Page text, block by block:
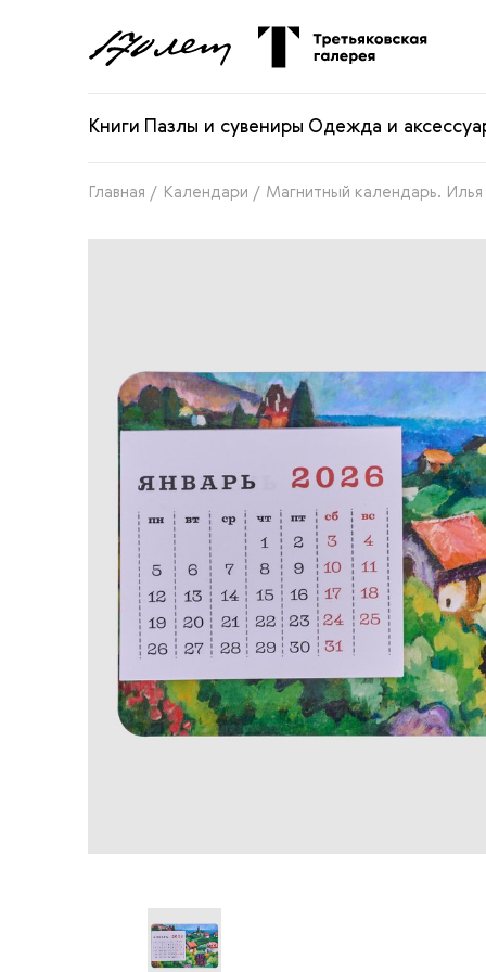
Книги Пазлы и сувениры Одежда и
Главная / Календари / Магнитный календарь.